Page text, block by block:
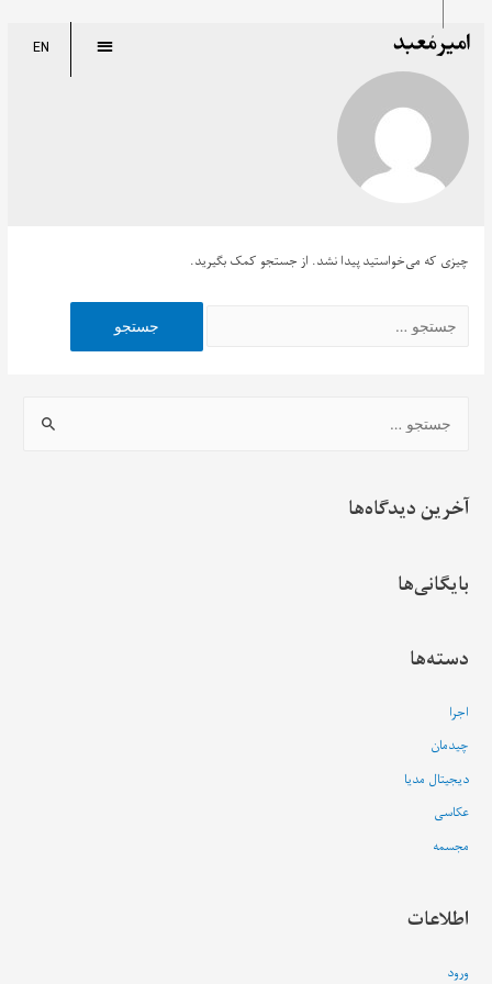
EN
چیزی که می‌خواستید پیدا نشد. از جستجو کمک بگیرید.
آخرین دیدگاه‌ها
بایگانی‌ها
دسته‌ها
اجرا
چیدمان
دیجیتال مدیا
عکاسی
مجسمه
اطلاعات
ورود